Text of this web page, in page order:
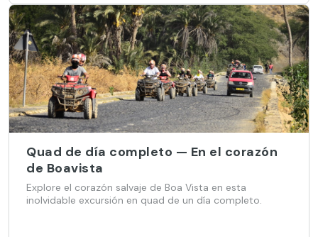
Quad de día completo — En el corazón
de Boavista
Explore el corazón salvaje de Boa Vista en esta
inolvidable excursión en quad de un día completo.